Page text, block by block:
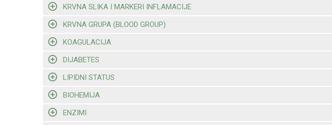
KRVNA SLIKA I MARKERI INFLAMACIJE
KRVNA GRUPA (BLOOD GROUP)
KOAGULACIJA
DIJABETES
LIPIDNI STATUS
BIOHEMIJA
ENZIMI